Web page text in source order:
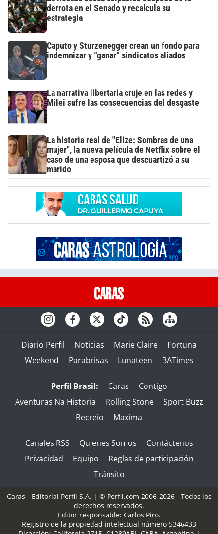
derrota en el Senado y recalcula su
estrategia
Caputo y Sturzenegger crean un fondo para
indemnizar y “ganar” sindicatos aliados
La narrativa libertaria cruje en las redes y
Milei sufre las consecuencias del desgaste
La historia real de "Elize: Sombras de una
mujer", la nueva película de Netflix sobre el
caso de una esposa que descuartizó a su
marido
Diario Perfil Noticias Marie Claire
Fortuna
Weekend
Parabrisas Lunateen BATimes
Perfil Brasil: Caras
Contigo
Aventuras Na Historia
Rolling Stone
Sport Buzz
Recreio
Maxima
Canales RSS Quienes Somos
Contáctenos
Privacidad
Equipo
Reglas de participación
Tránsito
Caras - Editorial Perfil S.A. | © Perfil.com 2006-2026 - Todos los
derechos reservados.
Editor responsable: Carlos Piro.
Registro de la propiedad intelectual número 5346433